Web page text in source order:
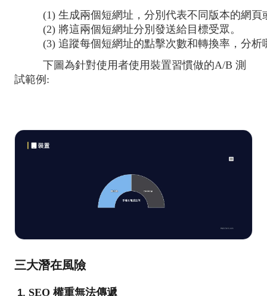
(1) 生成兩個短網址，分別代表不同版本的網頁
(2) 將這兩個短網址分別發送給目標受眾。
(3) 追蹤每個短網址的點擊次數和轉換率，分析
下圖為針對使用者使用裝置習慣做的A/B 測
試範例:
三大潛在風險
SEO 權重無法傳遞